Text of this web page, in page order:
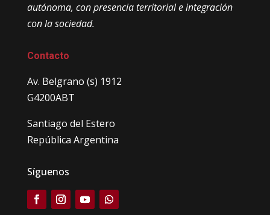
autónoma, con presencia territorial e integración
con la sociedad.
Contacto
Av. Belgrano (s) 1912
G4200ABT
Santiago del Estero
República Argentina
Síguenos